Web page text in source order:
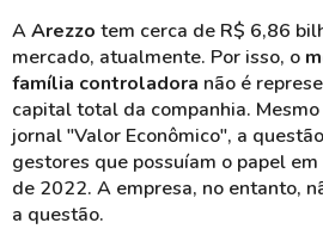
AArezzo tem cerca de R$ 6,86
mercado, atualmente. Por isso, o
família controladora não é
capital total da companhia.
jornal "Valor Econômico", a
gestores que possuíam o papel
de 2022. A empresa, no entanto,
a questão.